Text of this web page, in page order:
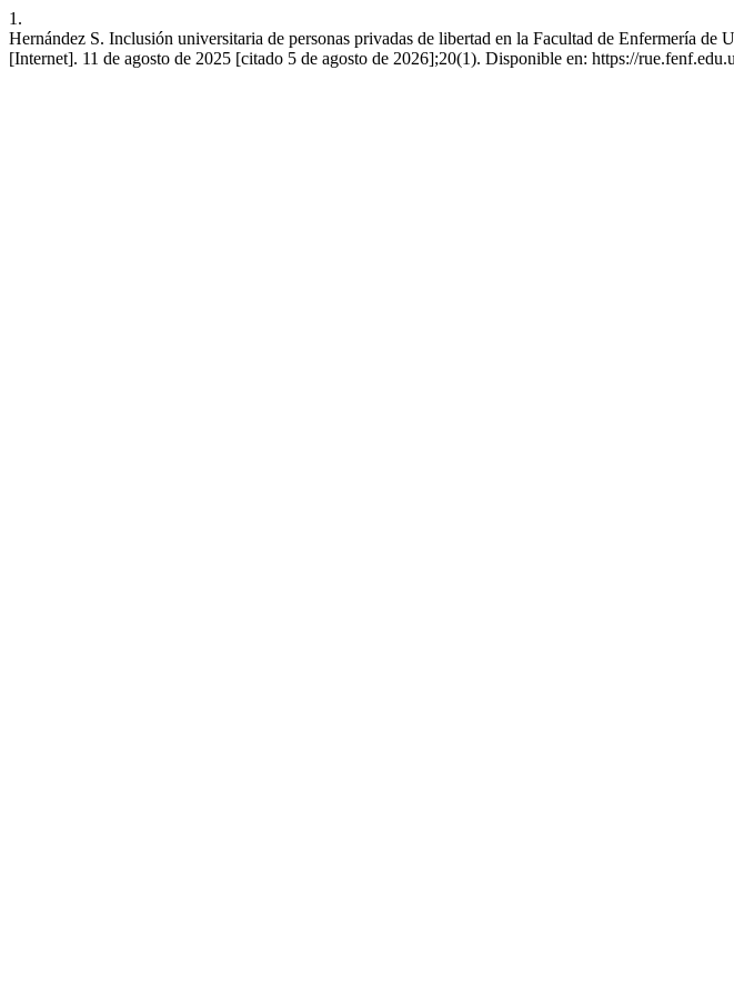
1.
Hernández S. Inclusión universitaria de personas privadas de libertad en la Facultad de Enfermería
[Internet]. 11 de agosto de 2025 [citado 5 de agosto de 2026];20(1). Disponible en: https://